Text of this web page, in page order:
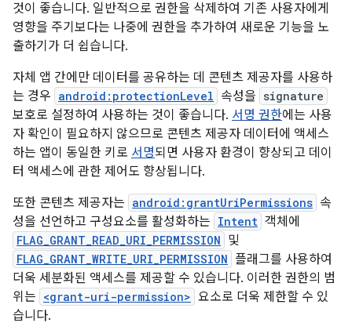
것이 좋습니다. 일반적으로 권한을 삭제하여 기존 사용자에게
영향을 주기보다는 나중에 권한을 추가하여 새로운 기능을 노
출하기가 더 쉽습니다.
자체 앱 간에만 데이터를 공유하는 데 콘텐츠 제공자를 사용하
는 경우 android:protectionLevel 속성을 signature
보호로 설정하여 사용하는 것이 좋습니다. 서명 권한에는 사용
자 확인이 필요하지 않으므로 콘텐츠 제공자 데이터에 액세스
하는 앱이 동일한 키로 서명되면 사용자 환경이 향상되고 데이
터 액세스에 관한 제어도 향상됩니다.
또한 콘텐츠 제공자는 android:grantUriPermissions 속
성을 선언하고 구성요소를 활성화하는 Intent 객체에
FLAG_GRANT_READ_URI_PERMISSION 및
FLAG_GRANT_WRITE_URI_PERMISSION 플래그를 사용하여
더욱 세분화된 액세스를 제공할 수 있습니다. 이러한 권한의 범
위는 <grant-uri-permission> 요소로 더욱 제한할 수 있
습니다.